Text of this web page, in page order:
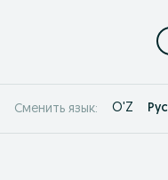
Сменить язык: O'Z Рус